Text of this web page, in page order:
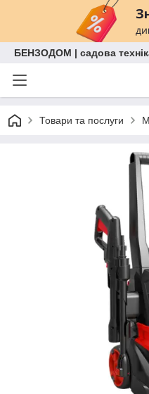
БЕНЗОДОМ | садова
Товари та послуги